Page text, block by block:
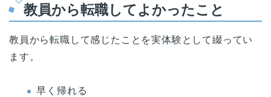
教員から転職してよかったこと
教員から転職して感じたことを実体験として綴ってい
ます。
早く帰れる